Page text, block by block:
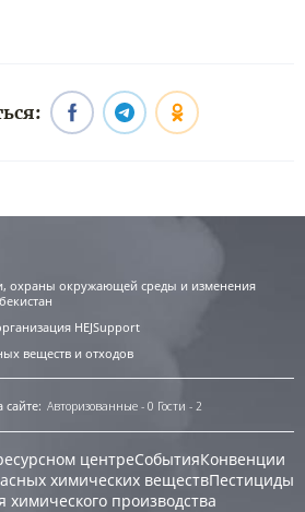
охраны окружающей среды и изменения
HEJSupport
веществ и отходов
сайте: Авторизованные - 0 Гости - 2
центреСобытияКонвенции
химических веществПестициды
химического производства